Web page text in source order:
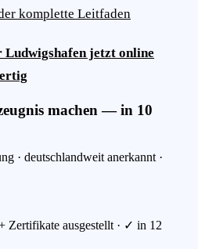
komplette Leitfaden
Ludwigshafen jetzt online
machen — in 10
· deutschlandweit anerkannt ·
Zertifikate ausgestellt · ✓ in 12